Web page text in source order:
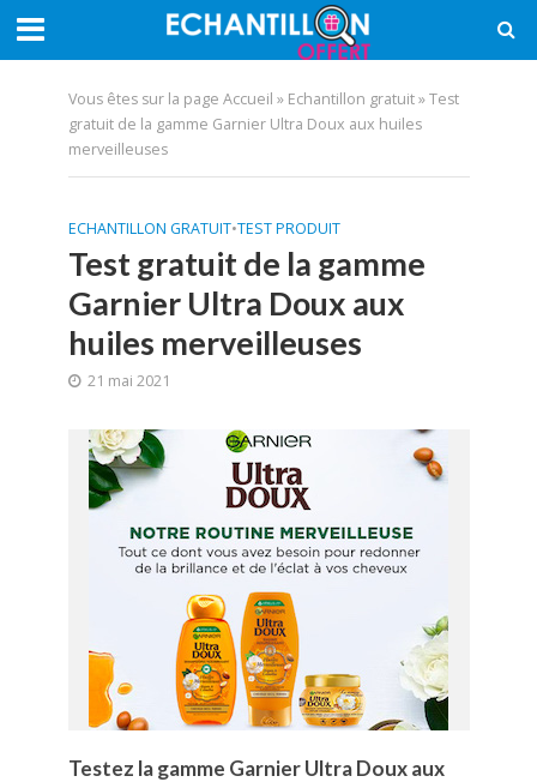
Vous êtes sur la page Accueil » Echantillon gratuit»Test
gratuit de la gamme Garnier Ultra Doux aux huiles
merveilleuses
ECHANTILLON GRATUIT•TEST PRODUIT
Test gratuit de la gamme
Garnier Ultra Doux aux
huiles merveilleuses
21 mai 2021
Testez la gamme Garnier Ultra Doux aux